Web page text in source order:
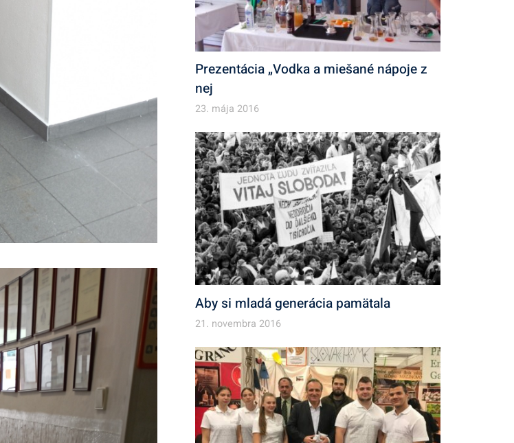
Prezentácia „Vodka a miešané nápoje z
nej
23. mája 2016
Aby si mladá generácia pamätala
21. novembra 2016